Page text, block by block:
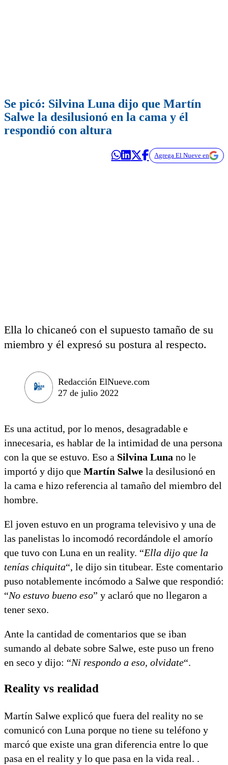
Se picó: Silvina Luna dijo que Martín
Salwe la desilusionó en la cama y él
respondió con altura
Agrega El Nueve en
Ella lo chicaneó con el supuesto tamaño de su
miembro y él expresó su postura al respecto.
Redacción ElNueve.com
27 de julio 2022
Es una actitud, por lo menos, desagradable e
innecesaria, es hablar de la intimidad de una persona
con la que se estuvo. Eso a Silvina Luna no le
importó y dijo que Martín Salwe la desilusionó en
la cama e hizo referencia al tamaño del miembro del
hombre.
El joven estuvo en un programa televisivo y una de
las panelistas lo incomodó recordándole el amorío
que tuvo con Luna en un reality. “Ella dijo que la
tenías chiquita“, le dijo sin titubear. Este comentario
puso notablemente incómodo a Salwe que respondió:
“No estuvo bueno eso” y aclaró que no llegaron a
tener sexo.
Ante la cantidad de comentarios que se iban
sumando al debate sobre Salwe, este puso un freno
en seco y dijo: “Ni respondo a eso, olvidate“.
Reality vs realidad
Martín Salwe explicó que fuera del reality no se
comunicó con Luna porque no tiene su teléfono y
marcó que existe una gran diferencia entre lo que
pasa en el reality y lo que pasa en la vida real. .